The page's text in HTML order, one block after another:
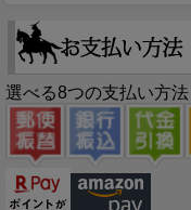
選べる8つの支払い方法